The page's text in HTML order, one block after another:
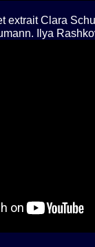
extrait Clara
Ilya